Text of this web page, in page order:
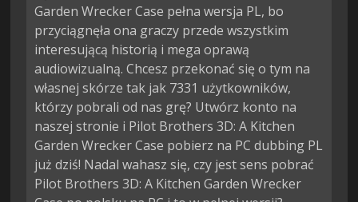
Garden Wrecker Case pełna wersja PL, bo
przyciągnęła ona graczy przede wszystkim
interesującą historią i mega oprawą
audiowizualną. Chcesz przekonać się o tym na
własnej skórze tak jak 7331 użytkowników,
którzy pobrali od nas grę? Utwórz konto na
naszej stronie i Pilot Brothers 3D: A Kitchen
Garden Wrecker Case pobierz na PC dubbing PL
już dziś! Nadal wahasz się, czy jest sens pobrać
Pilot Brothers 3D: A Kitchen Garden Wrecker